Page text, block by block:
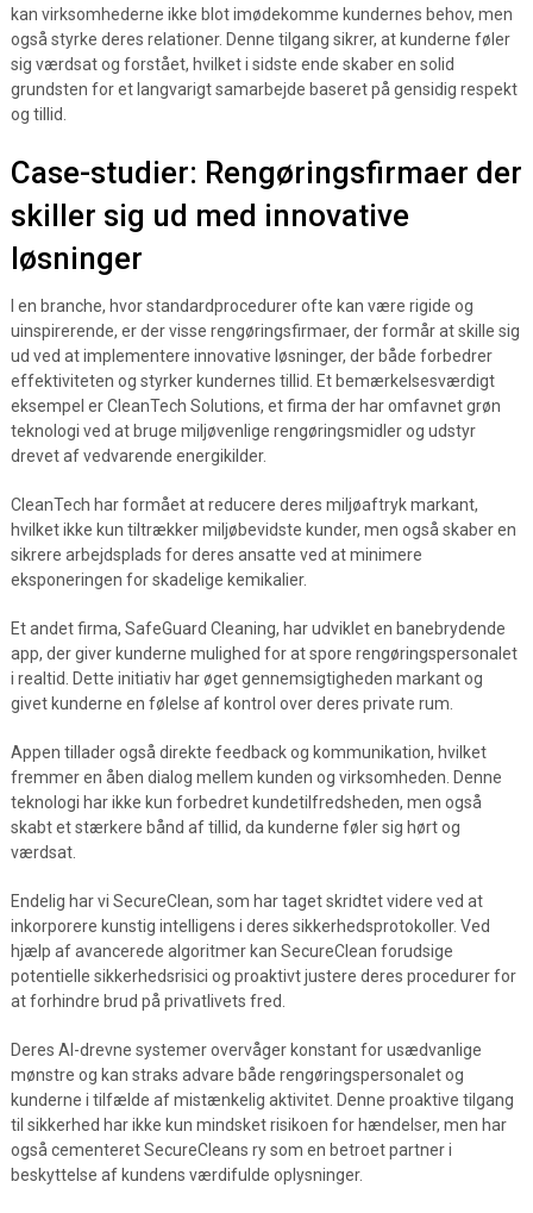
kan virksomhederne ikke blot imødekomme kundernes behov, men
også styrke deres relationer. Denne tilgang sikrer, at kunderne føler
sig værdsat og forstået, hvilket i sidste ende skaber en solid
grundsten for et langvarigt samarbejde baseret på gensidig respekt
og tillid.
Case-studier: Rengøringsfirmaer der
skiller sig ud med innovative
løsninger
I en branche, hvor standardprocedurer ofte kan være rigide og
uinspirerende, er der visse rengøringsfirmaer, der formår at skille sig
ud ved at implementere innovative løsninger, der både forbedrer
effektiviteten og styrker kundernes tillid. Et bemærkelsesværdigt
eksempel er CleanTech Solutions, et firma der har omfavnet grøn
teknologi ved at bruge miljøvenlige rengøringsmidler og udstyr
drevet af vedvarende energikilder.
CleanTech har formået at reducere deres miljøaftryk markant,
hvilket ikke kun tiltrækker miljøbevidste kunder, men også skaber en
sikrere arbejdsplads for deres ansatte ved at minimere
eksponeringen for skadelige kemikalier.
Et andet firma, SafeGuard Cleaning, har udviklet en banebrydende
app, der giver kunderne mulighed for at spore rengøringspersonalet
i realtid. Dette initiativ har øget gennemsigtigheden markant og
givet kunderne en følelse af kontrol over deres private rum.
Appen tillader også direkte feedback og kommunikation, hvilket
fremmer en åben dialog mellem kunden og virksomheden. Denne
teknologi har ikke kun forbedret kundetilfredsheden, men også
skabt et stærkere bånd af tillid, da kunderne føler sig hørt og
værdsat.
Endelig har vi SecureClean, som har taget skridtet videre ved at
inkorporere kunstig intelligens i deres sikkerhedsprotokoller. Ved
hjælp af avancerede algoritmer kan SecureClean forudsige
potentielle sikkerhedsrisici og proaktivt justere deres procedurer for
at forhindre brud på privatlivets fred.
Deres AI-drevne systemer overvåger konstant for usædvanlige
mønstre og kan straks advare både rengøringspersonalet og
kunderne i tilfælde af mistænkelig aktivitet. Denne proaktive tilgang
til sikkerhed har ikke kun mindsket risikoen for hændelser, men har
også cementeret SecureCleans ry som en betroet partner i
beskyttelse af kundens værdifulde oplysninger.